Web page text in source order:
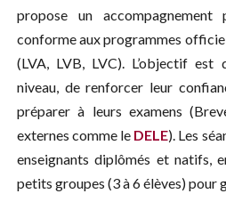
propose un accompagnement
conforme aux programmes
(LVA, LVB, LVC). L’objectif
niveau, de renforcer leur
préparer à leurs examens
externes comme le DELE). Les
enseignants diplômés et natifs,
petits groupes (3 à 6 élèves) pour